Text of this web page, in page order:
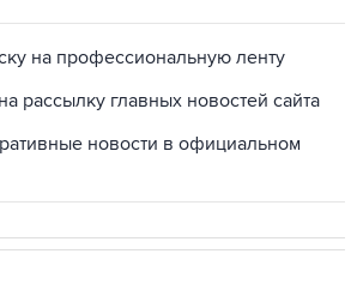
рассылку главных новостей сайта
новости в официальном